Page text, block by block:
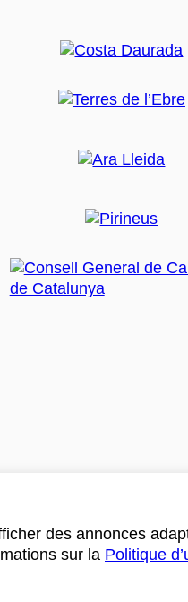
des annonces
sur la Politique